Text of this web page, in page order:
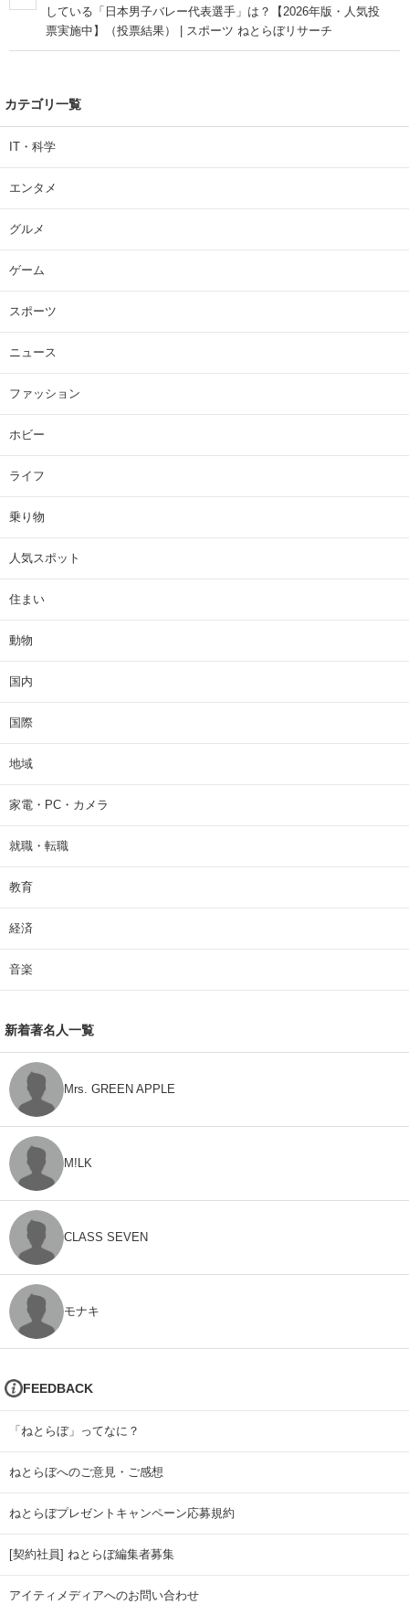
している「日本男子バレー代表選手」は？【2026年版・人気投
票実施中】（投票結果） | スポーツ ねとらぼリサーチ
カテゴリ一覧
IT・科学
エンタメ
グルメ
ゲーム
スポーツ
ニュース
ファッション
ホビー
ライフ
乗り物
人気スポット
住まい
動物
国内
国際
地域
家電・PC・カメラ
就職・転職
教育
経済
音楽
新着著名人一覧
Mrs. GREEN APPLE
M!LK
CLASS SEVEN
モナキ
FEEDBACK
「ねとらぼ」ってなに？
ねとらぼへのご意見・ご感想
ねとらぼプレゼントキャンペーン応募規約
[契約社員] ねとらぼ編集者募集
アイティメディアへのお問い合わせ